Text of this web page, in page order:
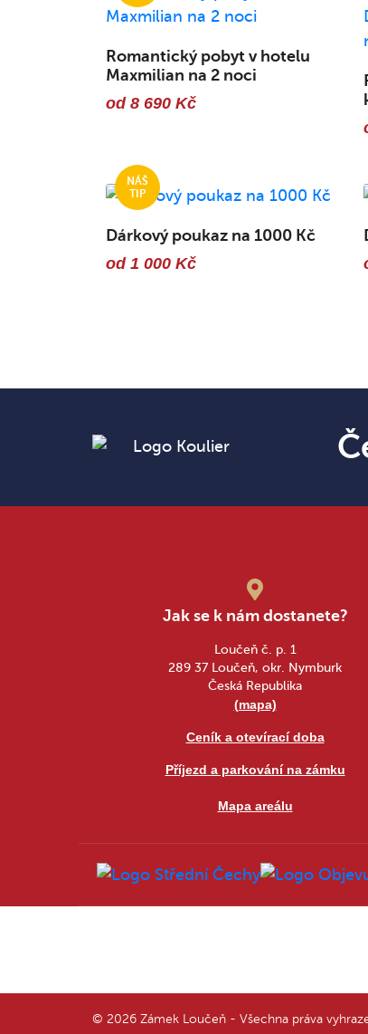
Romantický pobyt v hotelu
Maxmilian na 2 noci
od 8 690 Kč
Dárkový poukaz na 1000 Kč
od 1 000 Kč
Jak se k nám dostanete?
Loučeň č. p. 1
289 37 Loučeň, okr. Nymburk
Česká Republika
(mapa)
Ceník a otevírací doba
Příjezd a parkování na zámku
Mapa areálu
© 2026 Zámek Loučeň - Všechna práva